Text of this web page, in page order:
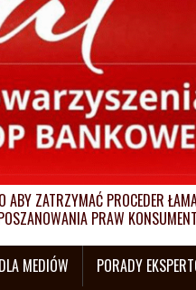
ZATRZYMAĆ PROCEDER
PRAW
DLA MEDIÓW PORADY